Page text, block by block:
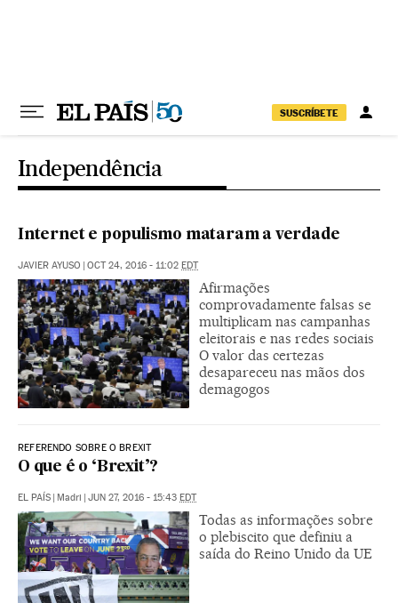
SUSCRÍBETE
Independência
Internet e populismo mataram a verdade
JAVIER AYUSO | OCT 24, 2016 - 11:02 EDT
Afirmações
comprovadamente falsas se
multiplicam nas campanhas
eleitorais e nas redes sociais
O valor das certezas
desapareceu nas mãos dos
demagogos
REFERENDO SOBRE O BREXIT
O que é o ‘Brexit’?
EL PAÍS | Madri | JUN 27, 2016 - 15:43 EDT
Todas as informações sobre
o plebiscito que definiu a
saída do Reino Unido da UE